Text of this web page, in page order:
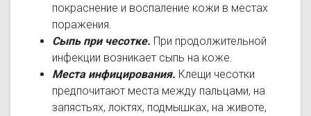
покраснение и воспаление кожи в местах
поражения.
Сыпь при чесотке. При продолжительной
инфекции возникает сыпь на коже.
Места инфицирования. Клещи чесотки
предпочитают места между пальцами, на
запястьях, локтях, подмышках, на животе,